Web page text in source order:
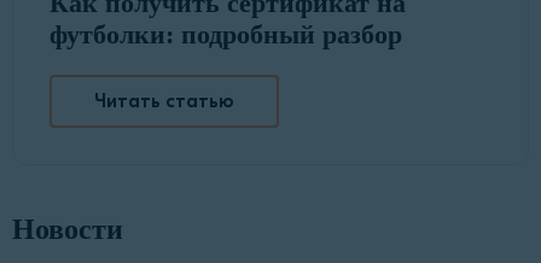
футболки: подробный разбор
Читать статью
Новости